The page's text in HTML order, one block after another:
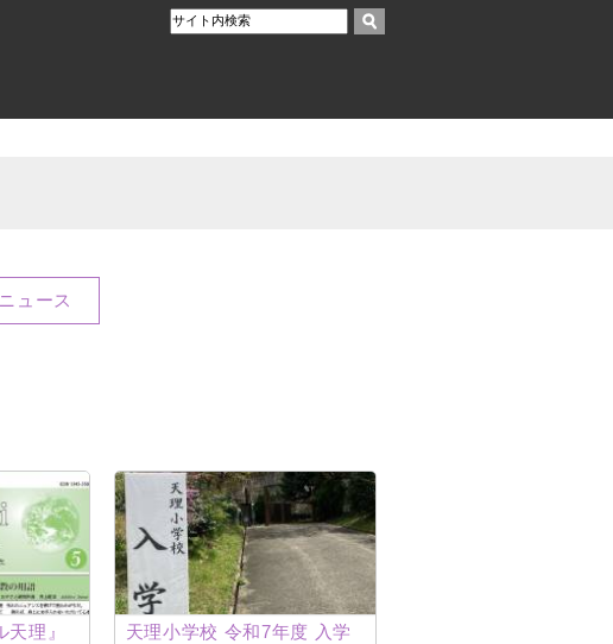
ュース
理』
天理小学校 令和7年度 入学